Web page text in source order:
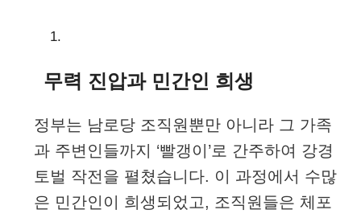
무력 진압과 민간인 희생
정부는 남로당 조직원뿐만 아니라 그 가족
과 주변인들까지 ‘빨갱이’로 간주하여 강경
토벌 작전을 펼쳤습니다. 이 과정에서 수많
은 민간인이 희생되었고, 조직원들은 체포